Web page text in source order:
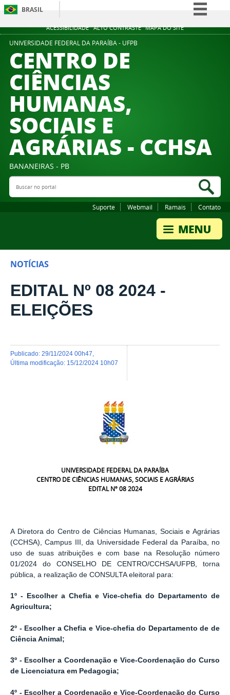
ACESSIBILIDADE ALTO CONTRASTE MAPA DO SITE
BRASIL
Simplifique!
UNIVERSIDADE FEDERAL DA PARAÍBA - UFPB
CENTRO DE
CIÊNCIAS
HUMANAS,
SOCIAIS E
AGRÁRIAS - CCHSA
BANANEIRAS - PB
Buscar no portal
Suporte Webmail Ramais Contato
NOTÍCIAS
EDITAL Nº 08 2024 -
ELEIÇÕES
publicado: 29/11/2024 00h47
última modificação: 15/12/2024 10h07
UNIVERSIDADE FEDERAL DA PARAÍBA
CENTRO DE CIÊNCIAS HUMANAS, SOCIAIS E AGRÁRIAS
EDITAL Nº 08 2024
A Diretora do Centro de Ciências Humanas, Sociais e Agrárias
(CCHSA), Campus III, da Universidade Federal da Paraíba, no
uso de suas atribuições e com base na Resolução número
01/2024 do CONSELHO DE CENTRO/CCHSA/UFPB, torna
pública, a realização de CONSULTA eleitoral para:
1º - Escolher a Chefia e Vice-chefia do Departamento de
Agricultura;
2º - Escolher a Chefia e Vice-chefia do Departamento de de
Ciência Animal;
3º - Escolher a Coordenação e Vice-Coordenação do Curso
de Licenciatura em Pedagogia;
4º - Escolher a Coordenação e Vice-Coordenação do Curso